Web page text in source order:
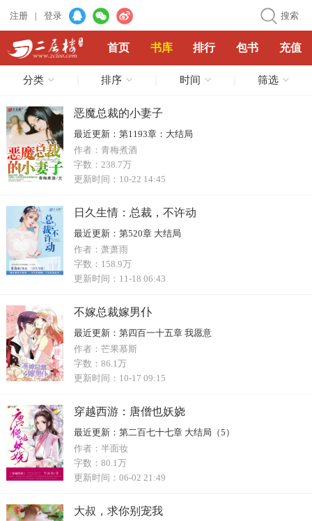
注册 | 登录 搜索
首页 书库 排行 包书 充值
分类 排序 时间 筛选
恶魔总裁的小妻子
最近更新： 第1193章：大结局
作者： 青梅煮酒
字数： 238.7万
更新时间： 10-22 14:45
日久生情：总裁，不许动
最近更新：
第520章 大结局
作者： 萧萧雨
字数： 158.9万
更新时间： 11-18 06:43
不嫁总裁嫁男仆
最近更新： 第四百一十五章 我愿意
作者： 芒果慕斯
字数： 86.1万
更新时间： 10-17 09:15
穿越西游：唐僧也妖娆
最近更新： 第二百七十七章 大结局（5）
作者： 半面妆
字数： 80.1万
更新时间： 06-02 21:49
大叔，求你别宠我